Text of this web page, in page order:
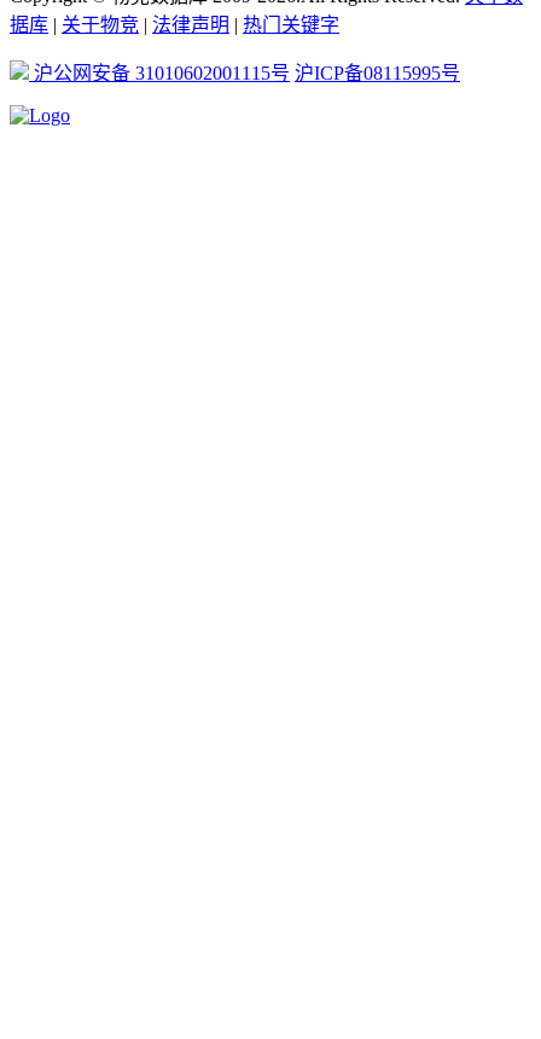
据库 | 关于物竞 | 法律声明 | 热门关键字
沪公网安备 31010602001115号 沪ICP备08115995号